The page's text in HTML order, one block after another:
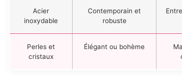
Acier
inoxydable
Contemporain et
robuste
Perles et
cristaux
Élégant ou bohème